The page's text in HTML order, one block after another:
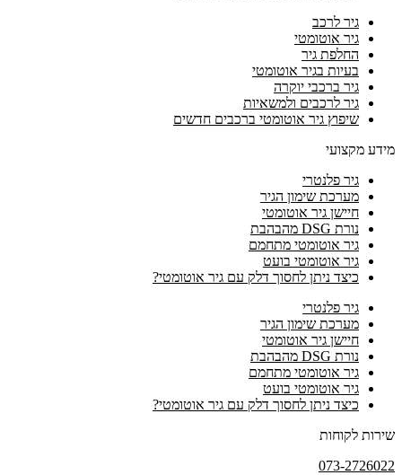
גיר לרכב
גיר אוטומטי
החלפת גיר
בעיות בגיר אוטומטי
גיר ברכבי יוקרה
גיר לרכבים ולמשאיות
שיפוץ גיר אוטומטי ברכבים חדשים
מידע מקצועי
גיר פלנטרי
מערכת שימון הגיר
חיישן גיר אוטומטי
נורת DSG מהבהבת
גיר אוטומטי מתחמם
גיר אוטומטי בועט
כיצד ניתן לחסוך דלק עם גיר אוטומטי?
גיר פלנטרי
מערכת שימון הגיר
חיישן גיר אוטומטי
נורת DSG מהבהבת
גיר אוטומטי מתחמם
גיר אוטומטי בועט
כיצד ניתן לחסוך דלק עם גיר אוטומטי?
שירות לקוחות
073-2726022